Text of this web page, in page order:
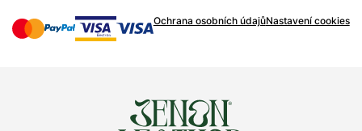
Ochrana osobních údajůNastavení cookies